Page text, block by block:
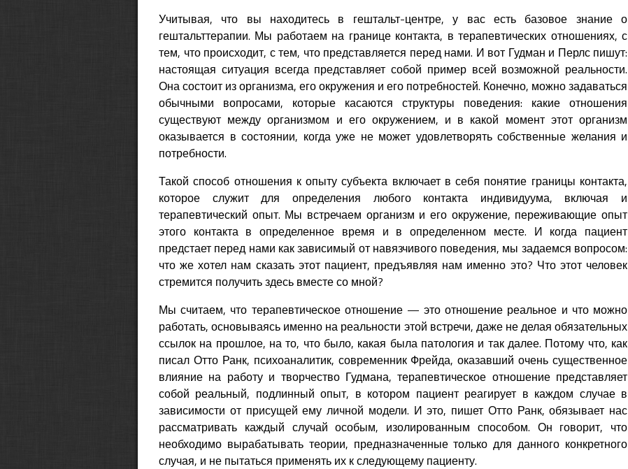
Учитывая, что вы находитесь в гештальт-центре, у вас есть базовое знание о
гештальттерапии. Мы работаем на границе контакта, в терапевтических отношениях, с
тем, что происходит, с тем, что представляется перед нами. И вот Гудман и Перлс пишут:
настоящая ситуация всегда представляет собой пример всей возможной реальности.
Она состоит из организма, его окружения и его потребностей. Конечно, можно задаваться
обычными вопросами, которые касаются структуры поведения: какие отношения
существуют между организмом и его окружением, и в какой момент этот организм
оказывается в состоянии, когда уже не может удовлетворять собственные желания и
потребности.
Такой способ отношения к опыту субъекта включает в себя понятие границы контакта,
которое служит для определения любого контакта индивидуума, включая и
терапевтический опыт. Мы встречаем организм и его окружение, переживающие опыт
этого контакта в определенное время и в определенном месте. И когда пациент
предстает перед нами как зависимый от навязчивого поведения, мы задаемся вопросом:
что же хотел нам сказать этот пациент, предъявляя нам именно это? Что этот человек
стремится получить здесь вместе со мной?
Мы считаем, что терапевтическое отношение — это отношение реальное и что можно
работать, основываясь именно на реальности этой встречи, даже не делая обязательных
ссылок на прошлое, на то, что было, какая была патология и так далее. Потому что, как
писал Отто Ранк, психоаналитик, современник Фрейда, оказавший очень существенное
влияние на работу и творчество Гудмана, терапевтическое отношение представляет
собой реальный, подлинный опыт, в котором пациент реагирует в каждом случае в
зависимости от присущей ему личной модели. И это, пишет Отто Ранк, обязывает нас
рассматривать каждый случай особым, изолированным способом. Он говорит, что
необходимо вырабатывать теории, предназначенные только для данного конкретного
случая, и не пытаться применять их к следующему пациенту.